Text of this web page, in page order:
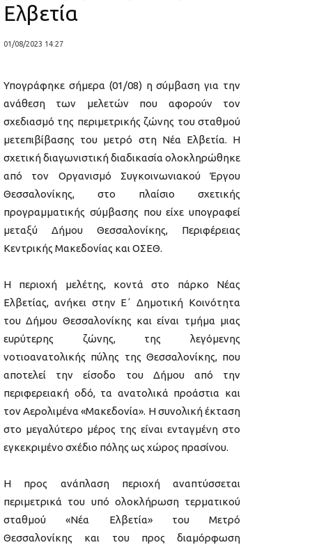
Ελβετία
01/08/2023 14:27
Υπογράφηκε σήμερα (01/08) η σύμβαση για την
ανάθεση των μελετών που αφορούν τον
σχεδιασμό της περιμετρικής ζώνης του σταθμού
μετεπιβίβασης του μετρό στη Νέα Ελβετία. Η
σχετική διαγωνιστική διαδικασία ολοκληρώθηκε
από τον Οργανισμό Συγκοινωνιακού Έργου
Θεσσαλονίκης, στο πλαίσιο σχετικής
προγραμματικής σύμβασης που είχε υπογραφεί
μεταξύ Δήμου Θεσσαλονίκης, Περιφέρειας
Κεντρικής Μακεδονίας και ΟΣΕΘ.
Η περιοχή μελέτης, κοντά στο πάρκο Νέας
Ελβετίας, ανήκει στην Ε΄ Δημοτική Κοινότητα
του Δήμου Θεσσαλονίκης και είναι τμήμα μιας
ευρύτερης ζώνης, της λεγόμενης
νοτιοανατολικής πύλης της Θεσσαλονίκης, που
αποτελεί την είσοδο του Δήμου από την
περιφερειακή οδό, τα ανατολικά προάστια και
τον Αερολιμένα «Μακεδονία». Η συνολική έκταση
στο μεγαλύτερο μέρος της είναι ενταγμένη στο
εγκεκριμένο σχέδιο πόλης ως χώρος πρασίνου.
Η προς ανάπλαση περιοχή αναπτύσσεται
περιμετρικά του υπό ολοκλήρωση τερματικού
σταθμού «Νέα Ελβετία» του Μετρό
Θεσσαλονίκης και του προς διαμόρφωση